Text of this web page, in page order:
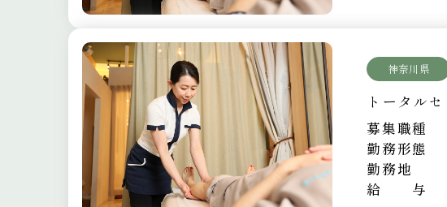
神奈川県
トータル
募集職種
勤務形態
勤務地
給 与